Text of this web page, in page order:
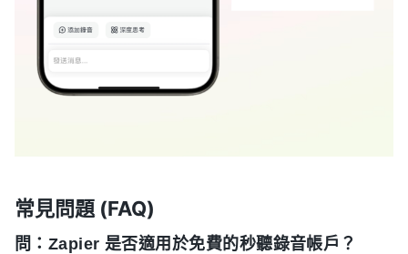
常見問題 (FAQ)
問：Zapier 是否適用於免費的秒聽錄音帳戶？